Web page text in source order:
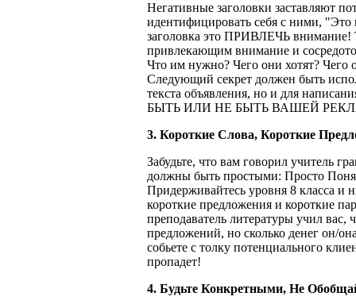
Негативные заголовки заставляют
идентифицировать себя с ними,
заголовка это ПРИВЛЕЧЬ внимание!
привлекающим внимание и
Что им нужно? Чего они хотят? Чего
Следующий секрет должен быть
текста объявления, но и для
БЫТЬ ИЛИ НЕ БЫТЬ ВАШЕЙ
3. Короткие Слова, Короткие
Забудьте, что вам говорил учитель
должны быть простыми: Просто
Придерживайтесь уровня 8 класса и
короткие предложения и короткие
преподаватель литературы учил вас,
предложений, но сколько денег он/
собьете с толку потенциального
пропадет!
4. Будьте Конкретными, Не